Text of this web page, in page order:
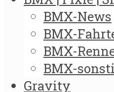
BMX-News
BMX-
BMX-
BMX-
Gravity